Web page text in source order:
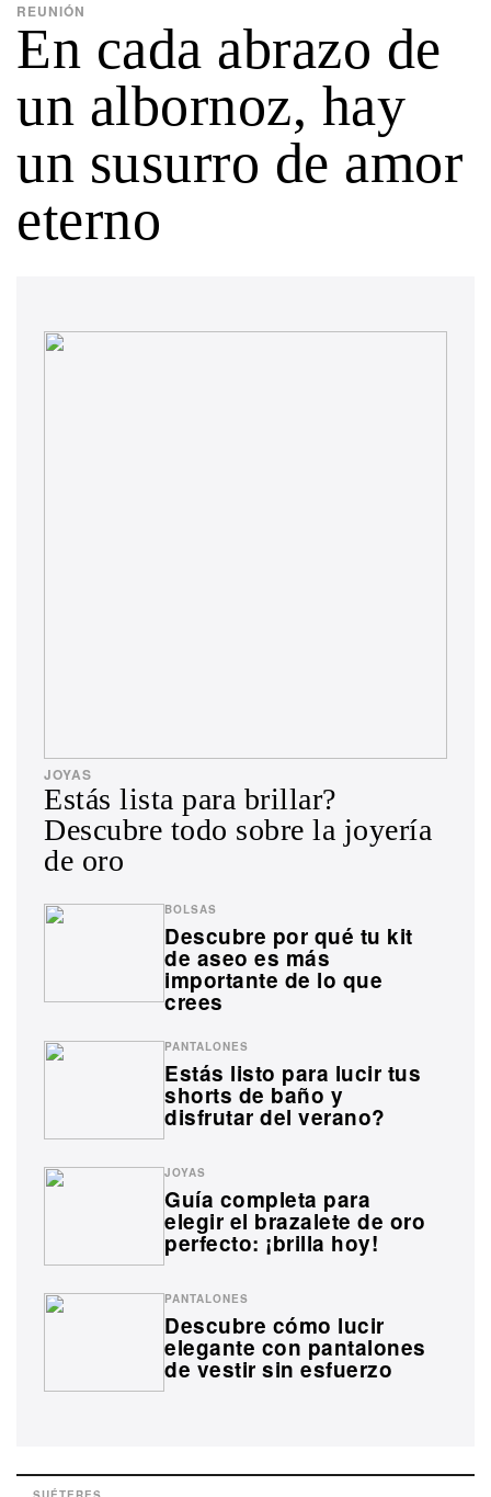
En cada abrazo de
un albornoz, hay
un susurro de amor
eterno
REUNIÓN
Estás lista para brillar?
Descubre todo sobre la joyería
de oro
JOYAS
Descubre por qué tu kit
de aseo es más
importante de lo que
crees
BOLSAS
Estás listo para lucir tus
shorts de baño y
disfrutar del verano?
PANTALONES
Guía completa para
elegir el brazalete de oro
perfecto: ¡brilla hoy!
JOYAS
Descubre cómo lucir
elegante con pantalones
de vestir sin esfuerzo
PANTALONES